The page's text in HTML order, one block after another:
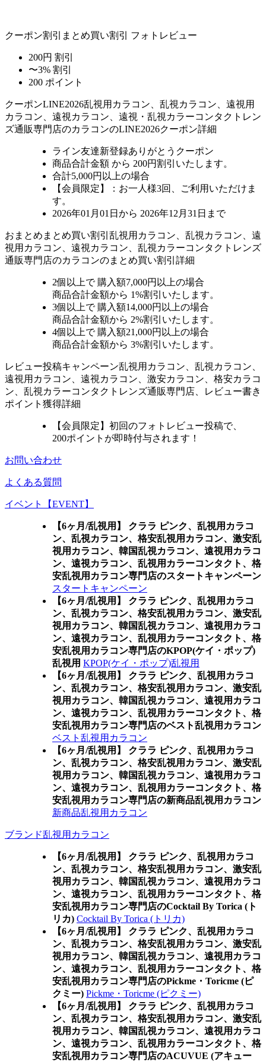
クーポン割引 まとめ買い割引 フォトレビュー
200円 割引
〜3% 割引
200 ポイント
クーポンLINE2026乱視用カラコン、乱視カラコン、遠視用
カラコン、遠視カラコン、遠視・乱視カラーコンタクトレン
ズ通販専門店のカラコンのLINE2026クーポン詳細
ライン友達新登録ありがとうクーポン
商品合計金額 から 200円割引 いたします。
合計5,000円以上の場合
【会員限定】：お一人様3回
、ご利用いただけま
す。
2026年01月01日から 2026年12月31日まで
おまとめ まとめ買い割引 乱視用カラコン、乱視カラコン、遠
視用カラコン、遠視カラコン、乱視カラーコンタクトレンズ
通販専門店のカラコンのまとめ買い割引詳細
2個 以上で 購入額7,000円以上の場合
商品合計金額から 1%割引いたします。
3個 以上で 購入額14,000円以上の場合
商品合計金額から 2%割引いたします。
4個 以上で 購入額21,000円以上の場合
商品合計金額から 3%割引いたします。
レビュー投稿キャンペーン乱視用カラコン、乱視カラコン、
遠視用カラコン、遠視カラコン、激安カラコン、格安カラコ
ン、乱視カラーコンタクトレンズ通販専門店、レビュー書き
ポイント獲得詳細
【会員限定】初回のフォトレビュー投稿で、
200ポイント が即時付与されます！
お問い合わせ
よくある質問
イベント【EVENT】
【6ヶ月/乱視用】 クララ ピンク、乱視用カラコ
ン、乱視カラコン、格安乱視用カラコン、激安乱
視用カラコン、韓国乱視カラコン、遠視用カラコ
ン、遠視カラコン、乱視用カラーコンタクト、格
安乱視用カラコン専門店のスタートキャンペーン
スタートキャンペーン
【6ヶ月/乱視用】 クララ ピンク、乱視用カラコ
ン、乱視カラコン、格安乱視用カラコン、激安乱
視用カラコン、韓国乱視カラコン、遠視用カラコ
ン、遠視カラコン、乱視用カラーコンタクト、格
安乱視用カラコン専門店のKPOP(ケイ・ポップ)
乱視用 KPOP(ケイ・ポップ)乱視用
【6ヶ月/乱視用】 クララ ピンク、乱視用カラコ
ン、乱視カラコン、格安乱視用カラコン、激安乱
視用カラコン、韓国乱視カラコン、遠視用カラコ
ン、遠視カラコン、乱視用カラーコンタクト、格
安乱視用カラコン専門店のベスト乱視用カラコン
ベスト乱視用カラコン
【6ヶ月/乱視用】 クララ ピンク、乱視用カラコ
ン、乱視カラコン、格安乱視用カラコン、激安乱
視用カラコン、韓国乱視カラコン、遠視用カラコ
ン、遠視カラコン、乱視用カラーコンタクト、格
安乱視用カラコン専門店の新商品乱視用カラコン
新商品乱視用カラコン
ブランド乱視用カラコン
【6ヶ月/乱視用】 クララ ピンク、乱視用カラコ
ン、乱視カラコン、格安乱視用カラコン、激安乱
視用カラコン、韓国乱視カラコン、遠視用カラコ
ン、遠視カラコン、乱視用カラーコンタクト、格
安乱視用カラコン専門店のCocktail By Torica (ト
リカ) Cocktail By Torica (トリカ)
【6ヶ月/乱視用】 クララ ピンク、乱視用カラコ
ン、乱視カラコン、格安乱視用カラコン、激安乱
視用カラコン、韓国乱視カラコン、遠視用カラコ
ン、遠視カラコン、乱視用カラーコンタクト、格
安乱視用カラコン専門店のPickme・Toricme (ピ
クミー) Pickme・Toricme (ピクミー)
【6ヶ月/乱視用】 クララ ピンク、乱視用カラコ
ン、乱視カラコン、格安乱視用カラコン、激安乱
視用カラコン、韓国乱視カラコン、遠視用カラコ
ン、遠視カラコン、乱視用カラーコンタクト、格
安乱視用カラコン専門店のACUVUE (アキュー